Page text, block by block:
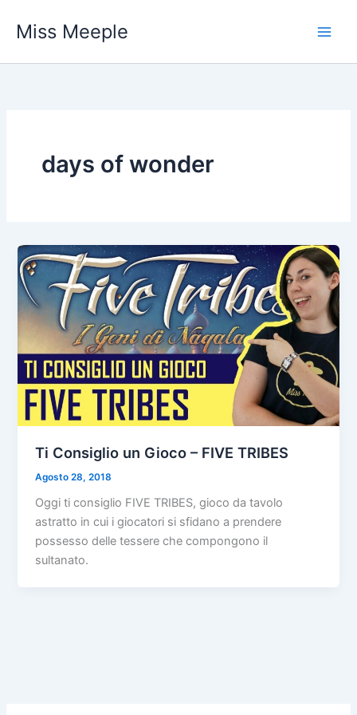
Miss Meeple
days of wonder
Ti Consiglio un Gioco – FIVE TRIBES
Agosto 28, 2018
Oggi ti consiglio FIVE TRIBES, gioco da tavolo
astratto in cui i giocatori si sfidano a prendere
possesso delle tessere che compongono il
sultanato.